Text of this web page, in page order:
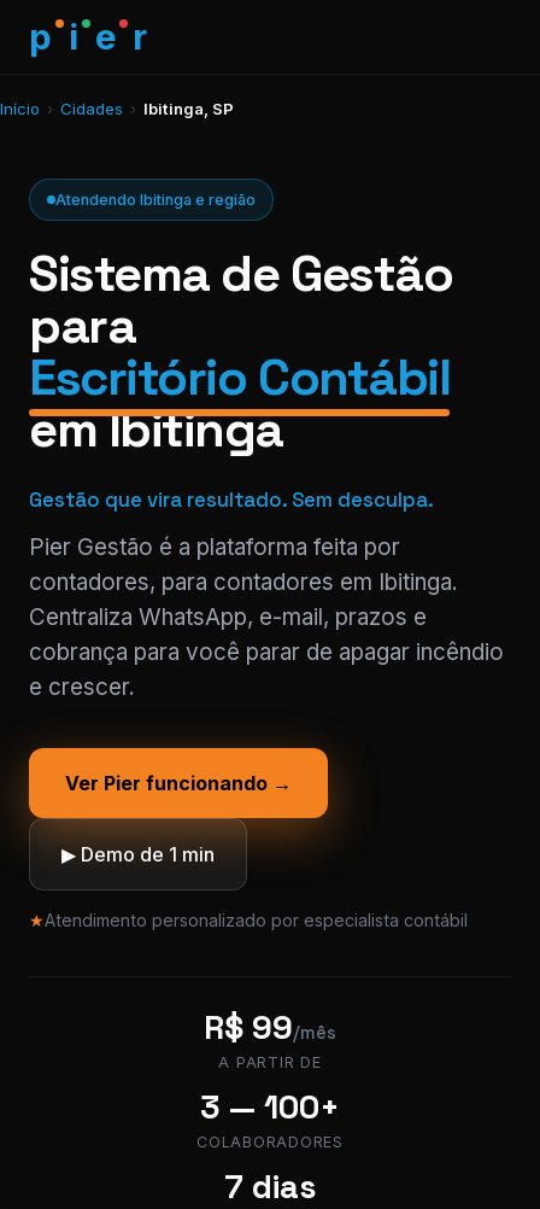
p i e r
Início › Cidades › Ibitinga, SP
Atendendo Ibitinga e região
Sistema de Gestão
para
Escritório Contábil
em Ibitinga
Gestão que vira resultado. Sem desculpa.
Pier Gestão é a plataforma feita por
contadores, para contadores em Ibitinga.
Centraliza WhatsApp, e-mail, prazos e
cobrança para você parar de apagar incêndio
e crescer.
Ver Pier funcionando →
▶ Demo de 1 min
★Atendimento personalizado por especialista contábil
R$ 99/mês
A PARTIR DE
3 — 100+
COLABORADORES
7 dias